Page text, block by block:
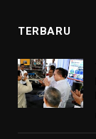
TERBARU